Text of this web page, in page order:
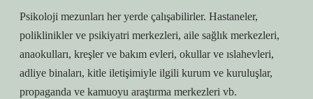
Psikoloji mezunları her yerde çalışabilirler. Hastaneler,
poliklinikler ve psikiyatri merkezleri, aile sağlık merkezleri,
anaokulları, kreşler ve bakım evleri, okullar ve ıslahevleri,
adliye binaları, kitle iletişimiyle ilgili kurum ve kuruluşlar,
propaganda ve kamuoyu araştırma merkezleri vb.